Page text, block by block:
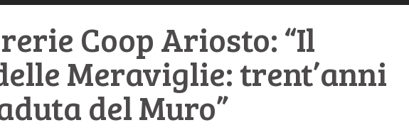
Coop Ariosto: “Il
Meraviglie: trent’anni
del Muro”